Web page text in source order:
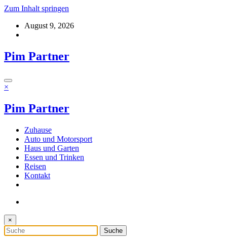
Zum Inhalt springen
August 9, 2026
Pim Partner
×
Pim Partner
Zuhause
Auto und Motorsport
Haus und Garten
Essen und Trinken
Reisen
Kontakt
×